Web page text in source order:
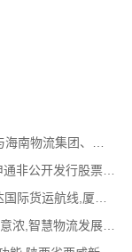
便利蜂回应关店传闻,“京石欧”中欧班列首发,申通非公开发行股票方案失效,老挝中通和老挝
百世接入DeepSeek,福州机场开通福州-雅加达国际货运航线,厦门拟立法保障网约配送员劳动权益
新春开局物流数据向好，折射经济平稳开局暖意浓,智慧物流发展迅猛，新一代信息技术深度融